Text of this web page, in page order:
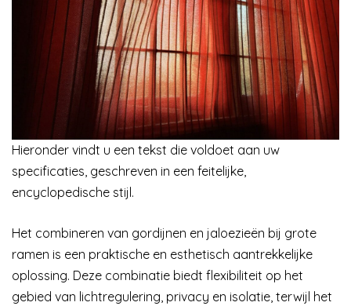
Hieronder vindt u een tekst die voldoet aan uw
specificaties, geschreven in een feitelijke,
encyclopedische stijl.
Het combineren van gordijnen en jaloezieën bij grote
ramen is een praktische en esthetisch aantrekkelijke
oplossing. Deze combinatie biedt flexibiliteit op het
gebied van lichtregulering, privacy en isolatie, terwijl het